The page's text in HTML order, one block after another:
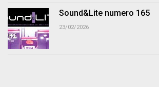
Sound&Lite numero 165
23/02/2026